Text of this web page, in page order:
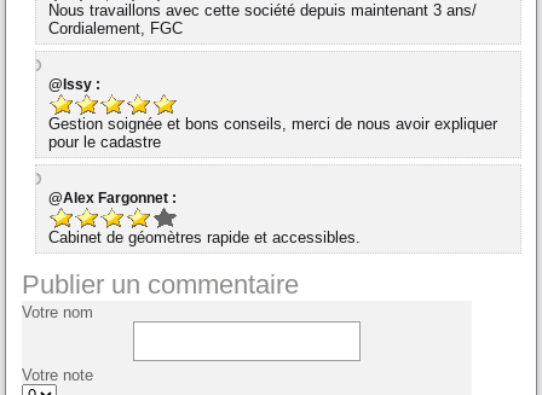
Nous travaillons avec cette société depuis maintenant 3 ans/
Cordialement, FGC
@Issy :
Gestion soignée et bons conseils, merci de nous avoir expliquer
pour le cadastre
@Alex Fargonnet :
Cabinet de géomètres rapide et accessibles.
Publier un commentaire
Votre nom
Votre note